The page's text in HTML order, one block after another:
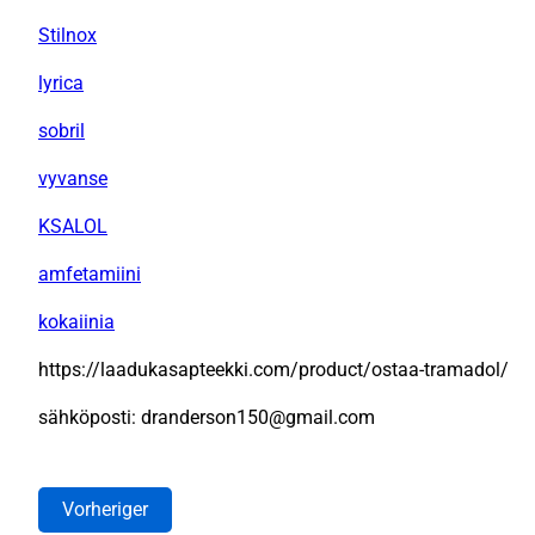
Stilnox
lyrica
sobril
vyvanse
KSALOL
amfetamiini
kokaiinia
https://laadukasapteekki.com/product/ostaa-tramadol/
sähköposti: dranderson150@gmail.com
Vorheriger